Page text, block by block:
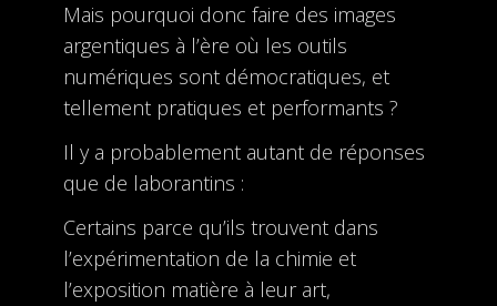
Mais pourquoi donc faire des images
argentiques à l’ère où les outils
numériques sont démocratiques, et
tellement pratiques et performants ?
Il y a probablement autant de réponses
que de laborantins :
Certains parce qu’ils trouvent dans
l’expérimentation de la chimie et
l’exposition matière à leur art,